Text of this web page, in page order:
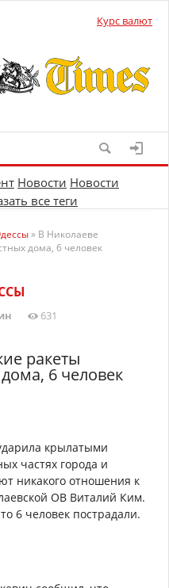
Курс валют
Новости Новости
все теги
» В Николаеве
дома, 6 человек
631
ракеты
6 человек
крылатыми
частях города и
никакого отношения к
ОВ Виталий Ким.
6 человек пострадали.